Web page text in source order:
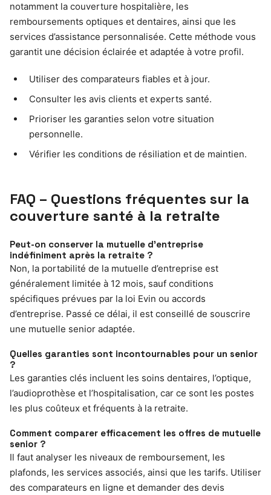
notamment la couverture hospitalière, les
remboursements optiques et dentaires, ainsi que les
services d’assistance personnalisée. Cette méthode vous
garantit une décision éclairée et adaptée à votre profil.
Utiliser des comparateurs fiables et à jour.
Consulter les avis clients et experts santé.
Prioriser les garanties selon votre situation
personnelle.
Vérifier les conditions de résiliation et de maintien.
FAQ – Questions fréquentes sur la
couverture santé à la retraite
Peut-on conserver la mutuelle d’entreprise
indéfiniment après la retraite ?
Non, la portabilité de la mutuelle d’entreprise est
généralement limitée à 12 mois, sauf conditions
spécifiques prévues par la loi Evin ou accords
d’entreprise. Passé ce délai, il est conseillé de souscrire
une mutuelle senior adaptée.
Quelles garanties sont incontournables pour un senior
?
Les garanties clés incluent les soins dentaires, l’optique,
l’audioprothèse et l’hospitalisation, car ce sont les postes
les plus coûteux et fréquents à la retraite.
Comment comparer efficacement les offres de mutuelle
senior ?
Il faut analyser les niveaux de remboursement, les
plafonds, les services associés, ainsi que les tarifs. Utiliser
des comparateurs en ligne et demander des devis